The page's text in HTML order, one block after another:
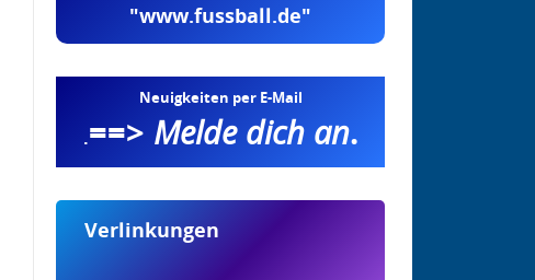
"www.fussball.de"
Neuigkeiten per E-Mail
.==> Melde dich an.
Verlinkungen